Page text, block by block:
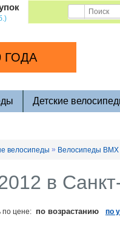
ГОДА
Детские
велосипеды » Велосипеды BMX
в
по цене: по возрастанию по